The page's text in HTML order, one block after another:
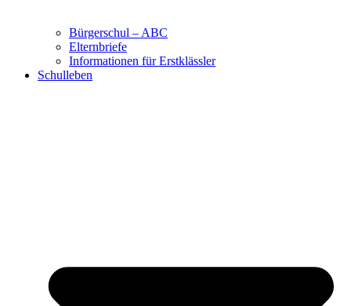
Bürgerschul – ABC
Elternbriefe
Informationen für Erstklässler
Schulleben